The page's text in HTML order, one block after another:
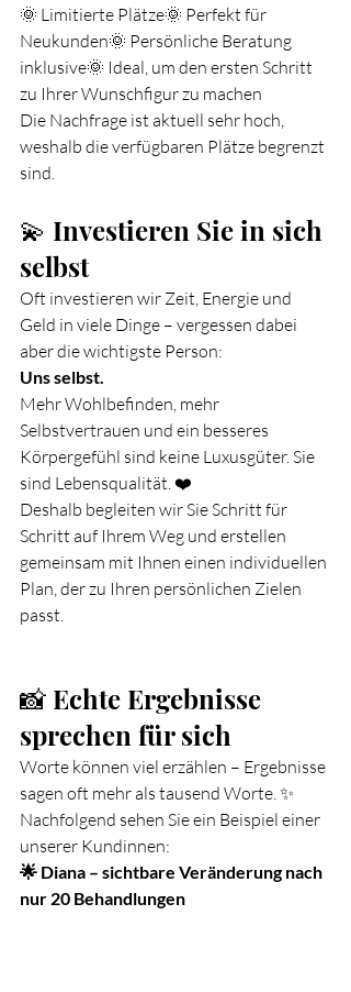
🌞 Limitierte Plätze🌞 Perfekt für
Neukunden🌞 Persönliche Beratung
inklusive🌞 Ideal, um den ersten Schritt
zu Ihrer Wunschfigur zu machen
Die Nachfrage ist aktuell sehr hoch,
weshalb die verfügbaren Plätze begrenzt
sind.
💫 Investieren Sie in sich
selbst
Oft investieren wir Zeit, Energie und
Geld in viele Dinge – vergessen dabei
aber die wichtigste Person:
Uns selbst.
Mehr Wohlbefinden, mehr
Selbstvertrauen und ein besseres
Körpergefühl sind keine Luxusgüter. Sie
sind Lebensqualität. ❤️
Deshalb begleiten wir Sie Schritt für
Schritt auf Ihrem Weg und erstellen
gemeinsam mit Ihnen einen individuellen
Plan, der zu Ihren persönlichen Zielen
passt.
📸 Echte Ergebnisse
sprechen für sich
Worte können viel erzählen – Ergebnisse
sagen oft mehr als tausend Worte. ✨
Nachfolgend sehen Sie ein Beispiel einer
unserer Kundinnen:
🌟 Diana – sichtbare Veränderung nach
nur 20 Behandlungen